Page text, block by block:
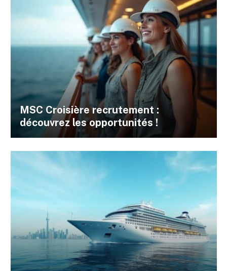
MSC Croisière recrutement :
découvrez les opportunités !